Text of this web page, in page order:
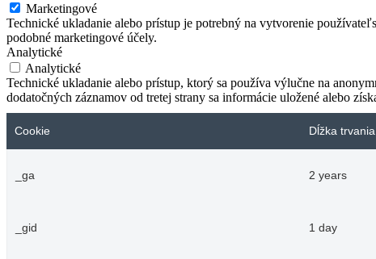
Marketingové
Technické ukladanie alebo prístup je potrebný na vytvorenie
podobné marketingové účely.
Analytické
Analytické
Technické ukladanie alebo prístup, ktorý sa používa výlučne na
dodatočných záznamov od tretej strany sa informácie uložené alebo
Cookie Dĺžka trvania
_ga 2 years
_gid 1 day